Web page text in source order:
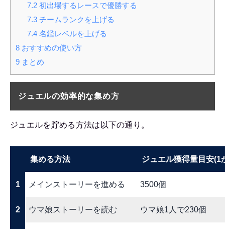
7.2初出場するレースで優勝する
7.3チームランクを上げる
7.4名鑑レベルを上げる
8 おすすめの使い方
9 まとめ
ジュエルの効率的な集め方
ジュエルを貯める方法は以下の通り。
集める方法 ジュエル獲得量目安(1
1 メインストーリーを進める 3500個
2 ウマ娘ストーリーを読む ウマ娘1人で230個